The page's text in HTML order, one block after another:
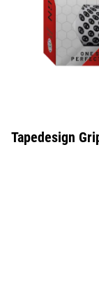
Tapedesign